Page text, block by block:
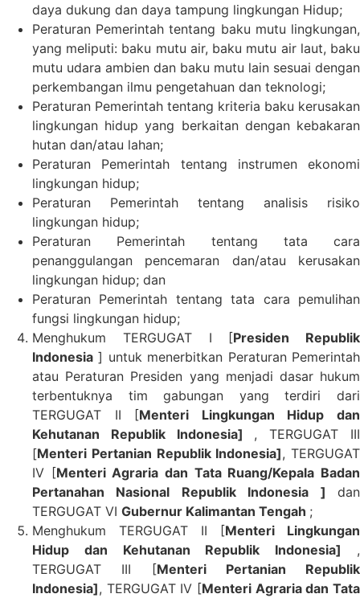
daya dukung dan daya tampung lingkungan Hidup;
Peraturan Pemerintah tentang baku mutu lingkungan,
yang meliputi: baku mutu air, baku mutu air laut, baku
mutu udara ambien dan baku mutu lain sesuai dengan
perkembangan ilmu pengetahuan dan teknologi;
Peraturan Pemerintah tentang kriteria baku kerusakan
lingkungan hidup yang berkaitan dengan kebakaran
hutan dan/atau lahan;
Peraturan Pemerintah tentang instrumen ekonomi
lingkungan hidup;
Peraturan Pemerintah tentang analisis risiko
lingkungan hidup;
Peraturan Pemerintah tentang tata cara
penanggulangan pencemaran dan/atau kerusakan
lingkungan hidup; dan
Peraturan Pemerintah tentang tata cara pemulihan
fungsi lingkungan hidup;
Menghukum TERGUGAT I [Presiden Republik
Indonesia ] untuk menerbitkan Peraturan Pemerintah
atau Peraturan Presiden yang menjadi dasar hukum
terbentuknya tim gabungan yang terdiri dari
TERGUGAT II [Menteri Lingkungan Hidup dan
Kehutanan Republik Indonesia] , TERGUGAT III
[Menteri Pertanian Republik Indonesia], TERGUGAT
IV [Menteri Agraria dan Tata Ruang/Kepala Badan
Pertanahan Nasional Republik Indonesia ] dan
TERGUGAT VI Gubernur Kalimantan Tengah ;
Menghukum TERGUGAT II [Menteri Lingkungan
Hidup dan Kehutanan Republik Indonesia] ,
TERGUGAT III [Menteri Pertanian Republik
Indonesia], TERGUGAT IV [Menteri Agraria dan Tata